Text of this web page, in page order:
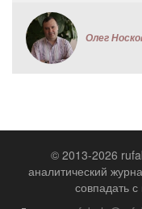
Олег
© 2013-2026
аналитический
совпадать